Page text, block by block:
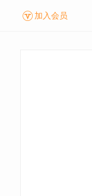
加入会员